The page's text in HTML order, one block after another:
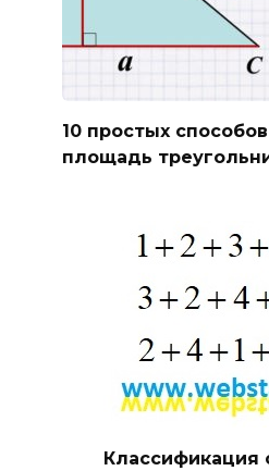
10 простых
площадь
Классификация